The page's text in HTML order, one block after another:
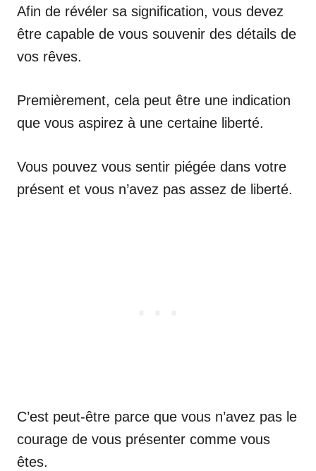
Afin de révéler sa signification, vous devez
être capable de vous souvenir des détails de
vos rêves.
Premièrement, cela peut être une indication
que vous aspirez à une certaine liberté.
Vous pouvez vous sentir piégée dans votre
présent et vous n’avez pas assez de liberté.
C’est peut-être parce que vous n’avez pas le
courage de vous présenter comme vous
êtes.